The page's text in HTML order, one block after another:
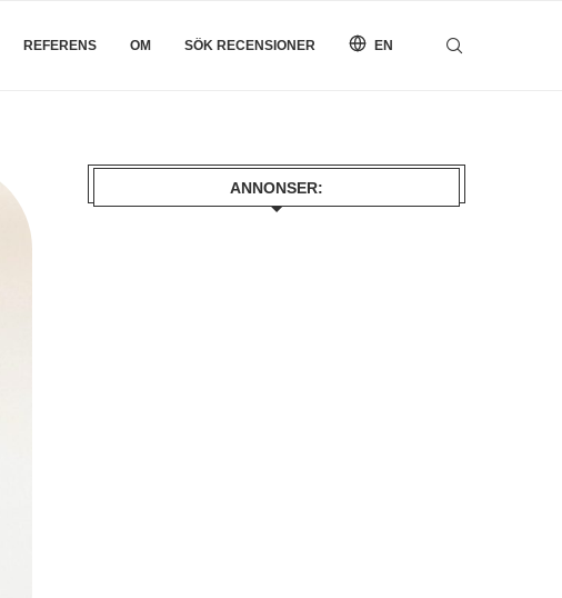
REFERENS OM SÖK RECENSIONER EN
ANNONSER: